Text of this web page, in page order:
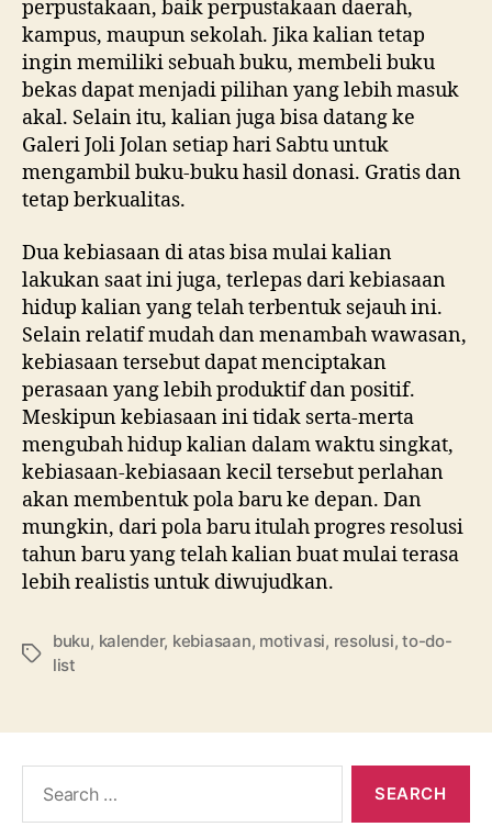
perpustakaan, baik perpustakaan daerah,
kampus, maupun sekolah. Jika kalian tetap
ingin memiliki sebuah buku, membeli buku
bekas dapat menjadi pilihan yang lebih masuk
akal. Selain itu, kalian juga bisa datang ke
Galeri Joli Jolan setiap hari Sabtu untuk
mengambil buku-buku hasil donasi. Gratis dan
tetap berkualitas.
Dua kebiasaan di atas bisa mulai kalian
lakukan saat ini juga, terlepas dari kebiasaan
hidup kalian yang telah terbentuk sejauh ini.
Selain relatif mudah dan menambah wawasan,
kebiasaan tersebut dapat menciptakan
perasaan yang lebih produktif dan positif.
Meskipun kebiasaan ini tidak serta-merta
mengubah hidup kalian dalam waktu singkat,
kebiasaan-kebiasaan kecil tersebut perlahan
akan membentuk pola baru ke depan. Dan
mungkin, dari pola baru itulah progres resolusi
tahun baru yang telah kalian buat mulai terasa
lebih realistis untuk diwujudkan.
Tags
buku, kalender, kebiasaan, motivasi, resolusi,to-do-
list